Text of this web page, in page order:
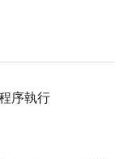
序執行